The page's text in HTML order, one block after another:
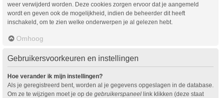
weer verwijderd worden. Deze cookies zorgen ervoor dat je aangemeld
wordt en geven ook de mogelijkheid, indien de beheerder dit heeft
inschakeld, om te zien welke onderwerpen je al gelezen hebt.
Omhoog
Gebruikersvoorkeuren en instellingen
Hoe verander ik mijn instellingen?
Als je geregistreerd bent, worden al je gegevens opgeslagen in de database.
Om ze te wijzigen moet je op de gebruikerspaneel link klikken (deze staat